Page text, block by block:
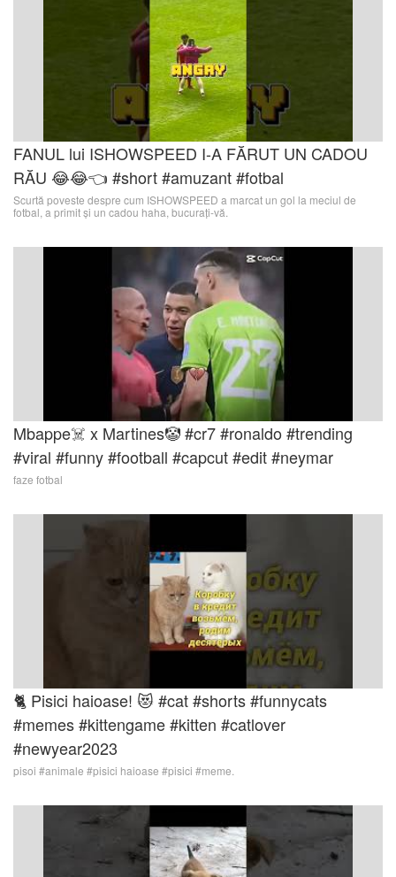
FANUL lui ISHOWSPEED I-A FĂRUT UN CADOU
RĂU 😂😂👈 #short #amuzant #fotbal
Scurtă poveste despre cum ISHOWSPEED a marcat un gol la meciul de
fotbal, a primit și un cadou haha, bucurați-vă.
Mbappe☠️ x Martines🤡 #cr7 #ronaldo #trending
#viral #funny #football #capcut #edit #neymar
faze fotbal
🐈 Pisici haioase! 😻 #cat #shorts #funnycats
#memes #kittengame #kitten #catlover
#newyear2023
pisoi #animale #pisici haioase #pisici #meme.